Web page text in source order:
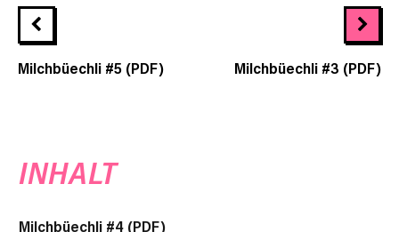
Milchbüechli #5 (PDF) Milchbüechli #3 (PDF)
INHALT
Milchbüechli #4 (PDF)